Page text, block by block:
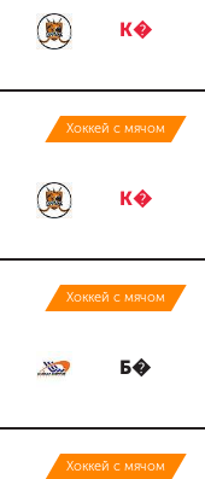
К�
Хоккей с мячом
К�
Хоккей с мячом
Б�
Хоккей с мячом